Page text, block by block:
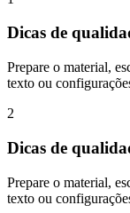
Dicas de
Prepare o material,
texto ou
2
Dicas de
Prepare o material,
texto ou